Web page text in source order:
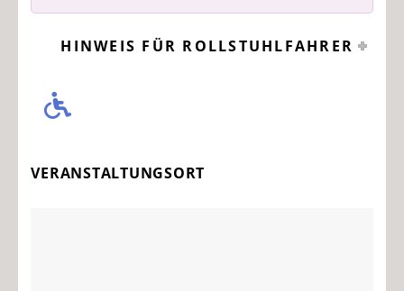
HINWEIS FÜR ROLLSTUHLFAHRER
VERANSTALTUNGSORT